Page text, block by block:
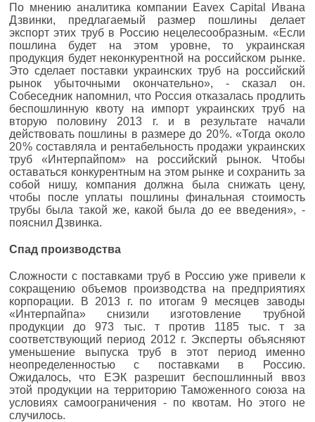
По мнению аналитика компании Eavex Capital Ивана
Дзвинки, предлагаемый размер пошлины делает
экспорт этих труб в Россию нецелесообразным. «Если
пошлина будет на этом уровне, то украинская
продукция будет неконкурентной на российском рынке.
Это сделает поставки украинских труб на российский
рынок убыточными окончательно», - сказал он.
Собеседник напомнил, что Россия отказалась продлить
беспошлинную квоту на импорт украинских труб на
вторую половину 2013 г. и в результате начали
действовать пошлины в размере до 20 %. «Тогда около
20 % составляла и рентабельность продажи украинских
труб «Интерпайпом» на российский рынок. Чтобы
оставаться конкурентным на этом рынке и сохранить за
собой нишу, компания должна была снижать цену,
чтобы после уплаты пошлины финальная стоимость
трубы была такой же, какой была до ее введения», -
пояснил Дзвинка.
Спад производства
Сложности с поставками труб в Рос­сию уже привели к
сокращению объемов производства на предприятиях
корпорации. В 2013 г. по итогам 9 месяцев заводы
«Интерпайпа» снизили изготовление трубной
продукции до 973 тыс. т против 1185 тыс. т за
соответствующий период 2012 г. Эксперты объясняют
уменьшение выпуска труб в этот период именно
неопределенностью с поставками в Россию.
Ожидалось, что ЕЭК разрешит беспошлинный ввоз
этой продукции на территорию Таможенного союза на
условиях самоограничения - по квотам. Но этого не
случилось.